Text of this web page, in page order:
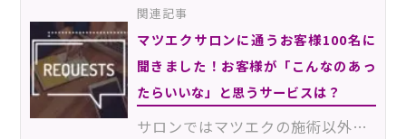
関連記事
マツエクサロンに通うお客様100名に
聞きました！お客様が「こんなのあっ
たらいいな」と思うサービスは？
サロンではマツエクの施術以外にもお客様に提供するサービスがたくさんありますよね！特別割引のクーポン…